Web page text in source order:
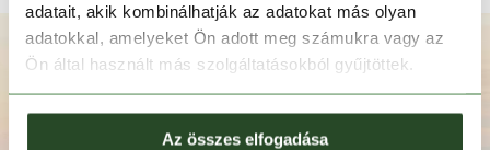
adatait, akik kombinálhatják az adatokat más olyan
adatokkal, amelyeket Ön adott meg számukra vagy az
Ön által használt más szolgáltatásokból gyűjtöttek.
Az összes elfogadása
Iratkozz fel hírlevelünkre!